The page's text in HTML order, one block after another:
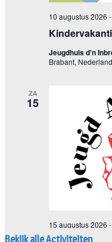
Bekijk alle Activiteiten